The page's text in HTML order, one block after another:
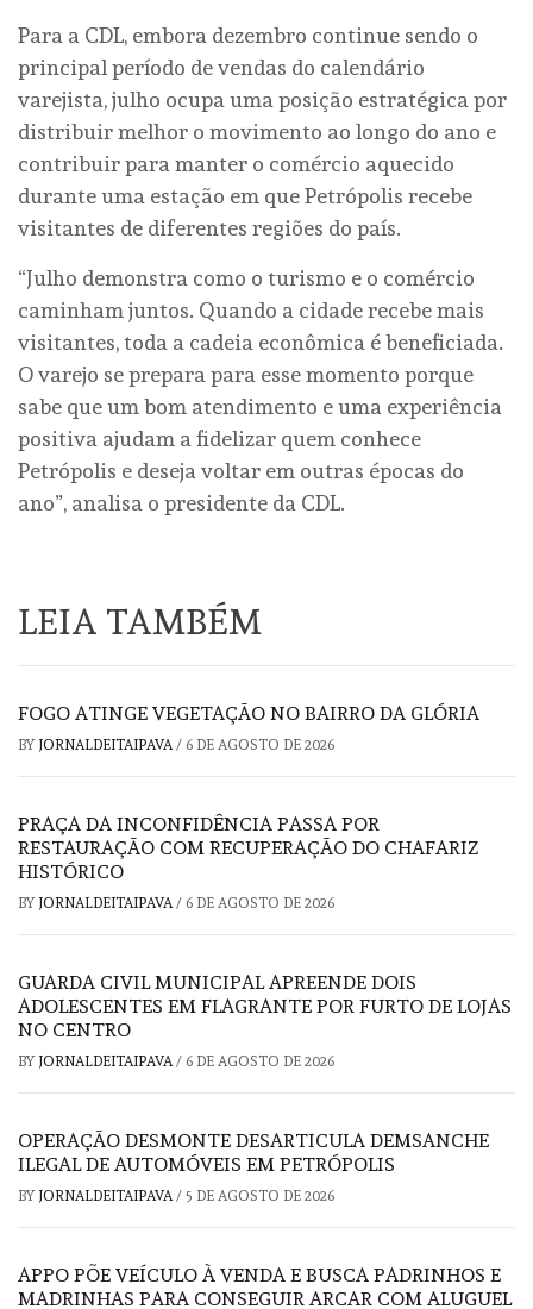
Para a CDL, embora dezembro continue sendo o
principal período de vendas do calendário
varejista, julho ocupa uma posição estratégica por
distribuir melhor o movimento ao longo do ano e
contribuir para manter o comércio aquecido
durante uma estação em que Petrópolis recebe
visitantes de diferentes regiões do país.
“Julho demonstra como o turismo e o comércio
caminham juntos. Quando a cidade recebe mais
visitantes, toda a cadeia econômica é beneficiada.
O varejo se prepara para esse momento porque
sabe que um bom atendimento e uma experiência
positiva ajudam a fidelizar quem conhece
Petrópolis e deseja voltar em outras épocas do
ano”, analisa o presidente da CDL.
LEIA TAMBÉM
FOGO ATINGE VEGETAÇÃO NO BAIRRO DA GLÓRIA
BY JORNALDEITAIPAVA/ 6 DE AGOSTO DE 2026
PRAÇA DA INCONFIDÊNCIA PASSA POR
RESTAURAÇÃO COM RECUPERAÇÃO DO CHAFARIZ
HISTÓRICO
BY JORNALDEITAIPAVA/ 6 DE AGOSTO DE 2026
GUARDA CIVIL MUNICIPAL APREENDE DOIS
ADOLESCENTES EM FLAGRANTE POR FURTO DE LOJAS
NO CENTRO
BY JORNALDEITAIPAVA/ 6 DE AGOSTO DE 2026
OPERAÇÃO DESMONTE DESARTICULA DEMSANCHE
ILEGAL DE AUTOMÓVEIS EM PETRÓPOLIS
BY JORNALDEITAIPAVA/ 5 DE AGOSTO DE 2026
APPO PÕE VEÍCULO À VENDA E BUSCA PADRINHOS E
MADRINHAS PARA CONSEGUIR ARCAR COM ALUGUEL